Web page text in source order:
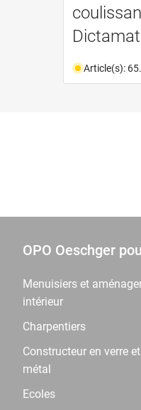
Article(s):
OPO Oeschger
Menuisiers et
intérieur
Charpentiers
Constructeur en verre
métal
Ecoles